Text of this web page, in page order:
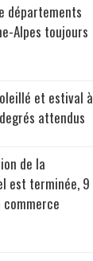
départements
Alpes toujours
et estival à
attendus
de la
est terminée, 9